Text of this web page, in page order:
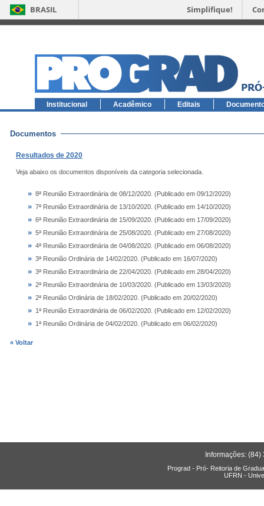
BRASIL Simplifique!
Institucional Acadêmico Editais
Documentos
Resultados de 2020
Veja abaixo os documentos disponíveis da categoria selecionada.
» 8ª Reunião Extraordinária de 08/12/2020. (Publicado em 09/12/2020)
» 7ª Reunião Extraordinária de 13/10/2020. (Publicado em 14/10/2020)
» 6ª Reunião Extraordinária de 15/09/2020. (Publicado em 17/09/2020)
» 5ª Reunião Extraordinária de 25/08/2020. (Publicado em 27/08/2020)
» 4ª Reunião Extraordinária de 04/08/2020. (Publicado em 06/08/2020)
» 3ª Reunião Ordinária de 14/02/2020. (Publicado em 16/07/2020)
» 3ª Reunião Extraordinária de 22/04/2020. (Publicado em 28/04/2020)
» 2ª Reunião Extraordinária de 10/03/2020. (Publicado em 13/03/2020)
» 2ª Reunião Ordinária de 18/02/2020. (Publicado em 20/02/2020)
» 1ª Reunião Extraordinária de 06/02/2020. (Publicado em 12/02/2020)
» 1ª Reunião Ordinária de 04/02/2020. (Publicado em 06/02/2020)
« Voltar
Informações:
Prograd - Pró- Reitoria de
UFRN -